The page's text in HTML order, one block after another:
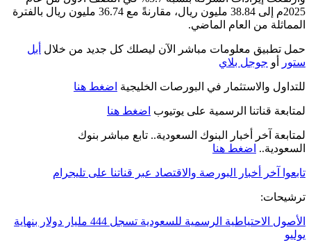
2025م إلى 38.84 مليون ريال، مقارنةً مع 36.74 مليون ريال بالفترة
المماثلة من العام الماضي.
حمل تطبيق معلومات مباشر الآن ليصلك كل جديد من خلال أبل
ستور
أو جوجل بلاي
للتداول والاستثمار في البورصات الخليجية اضغط هنا
لمتابعة قناتنا الرسمية على يوتيوب اضغط هنا
لمتابعة آخر أخبار البنوك السعودية.. تابع مباشر بنوك
السعودية.. اضغط هنا
تابعوا آخر أخبار البورصة والاقتصاد عبر قناتنا على تليجرام
ترشيحات:
الأصول الاحتياطية الرسمية للسعودية تسجل 444 مليار دولار بنهاية
يوليو